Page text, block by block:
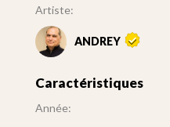
Artiste:
ANDREY
Caractéristiques
Année: